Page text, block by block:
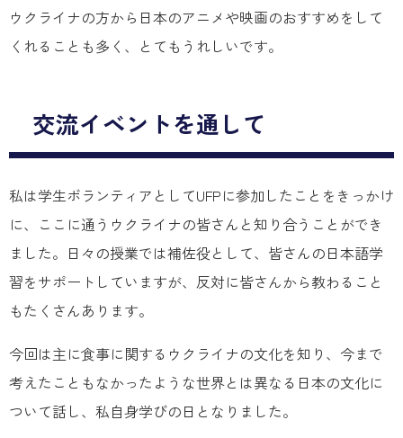
ウクライナの方から日本のアニメや映画のおすすめをして
くれることも多く、とてもうれしいです。
交流イベントを通して
私は学生ボランティアとしてUFPに参加したことをきっかけ
に、ここに通うウクライナの皆さんと知り合うことができ
ました。日々の授業では補佐役として、皆さんの日本語学
習をサポートしていますが、反対に皆さんから教わること
もたくさんあります。
今回は主に食事に関するウクライナの文化を知り、今まで
考えたこともなかったような世界とは異なる日本の文化に
ついて話し、私自身学びの日となりました。